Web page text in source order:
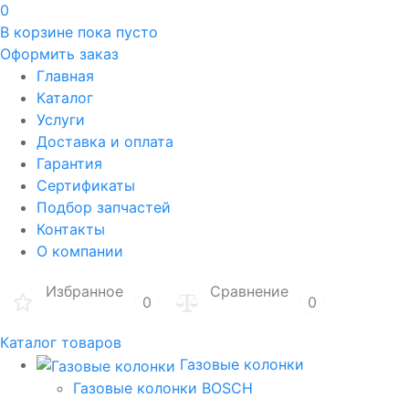
0
В корзине пока пусто
Оформить заказ
Главная
Каталог
Услуги
Доставка и оплата
Гарантия
Сертификаты
Подбор запчастей
Контакты
О компании
Избранное
0
Сравнение
0
Каталог товаров
Газовые колонки
Газовые колонки BOSCH